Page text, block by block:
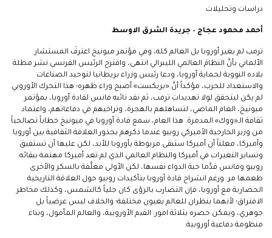
دراسات وتحليلات
أحمد محمود عجاج – جريدة الشرق الاوسط
ترمب لم يغير أوروبا بل العالم كله، وفي مؤتمر ميونيخ اعترفَ المستشار
الألماني بأنَّ النظامَ العالمي الليبرالي انتهى، واقترح الرئيس الفرنسي نشر مظلة
بلاده النووية لحماية أوروبا، ودعا رئيس وزراء بريطانيا لتوحيد الصناعات
والاستعداد للحرب، مؤكداً أنَّ «بريكست» أصبح وراء ظهره؛ هذا التحرك الأوروبي
لم يكن ليتحقق لولا تهديدات ترمب، ثم نقد نائبه فانس لقادة أوروبا، بمؤتمر
ميونيخ، العام الماضي، لتساهلهم بالهجرة، وتراخيهم في دفاعاتهم، واعتماد
ثقافة الـ«ووك» المدمرة. هذا العام، سمع قادة أوروبا في ميونيخ خطاباً تصالحياً
من وزير الخارجية الأميركي روبيو عندما ذكرهم بجذور العلاقة الثقافية بين أوروبا
وأميركا، معلناً أن أميركا ستبقى مربوطة بأوروبا للأبد، لكن عليها أن تستفيق
وتساير التغيرات في أميركا والنظام العالمي الذي لم تعد أميركا مهتمة ببقائه.
روبيو وفانس قدَّما حبة الدواء نفسها، لكن الأولى مغلَّفة بالسكر والأخرى
طعمها مر. ورغم انشراح قادة أوروبا بتأكيدات روبيو حول العلاقة التاريخية
الحضارية مع أوروبا، فإن التضارب بالرؤى كان جلياً كالشمس، وكذلك مخاطر
الافتراق؛ لأنهما ينظران للعالم بعيون مختلفة؛ والخلاف ليس عرضياً بل
جوهري، ويمكن حصره بثلاثة امور: القيم الأوروبية، والعالم المأمول، وبناء
منظومة دفاعية أوروبية.